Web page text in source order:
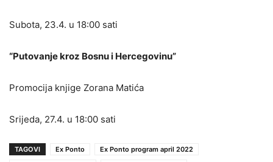
Subota, 23.4. u 18:00 sati
“Putovanje kroz Bosnu i Hercegovinu”
Promocija knjige Zorana Matića
Srijeda, 27.4. u 18:00 sati
TAGOVI Ex Ponto
Ex Ponto program april 2022